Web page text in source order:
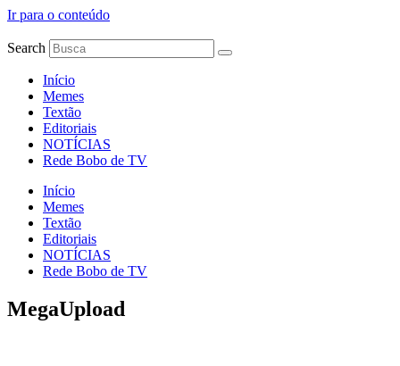
Ir para o conteúdo
Search
Início
Memes
Textão
Editoriais
NOTÍCIAS
Rede Bobo de TV
Início
Memes
Textão
Editoriais
NOTÍCIAS
Rede Bobo de TV
MegaUpload